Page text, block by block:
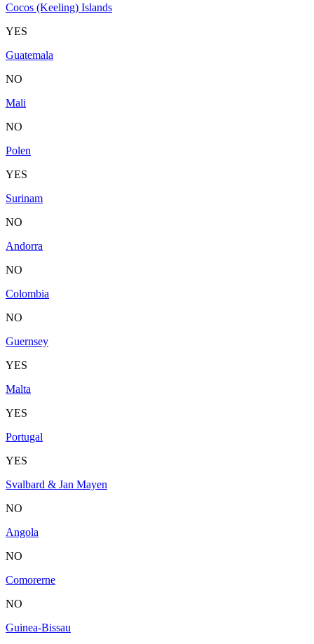
Cocos (Keeling) Islands
YES
Guatemala
NO
Mali
NO
Polen
YES
Surinam
NO
Andorra
NO
Colombia
NO
Guernsey
YES
Malta
YES
Portugal
YES
Svalbard & Jan Mayen
NO
Angola
NO
Comorerne
NO
Guinea-Bissau